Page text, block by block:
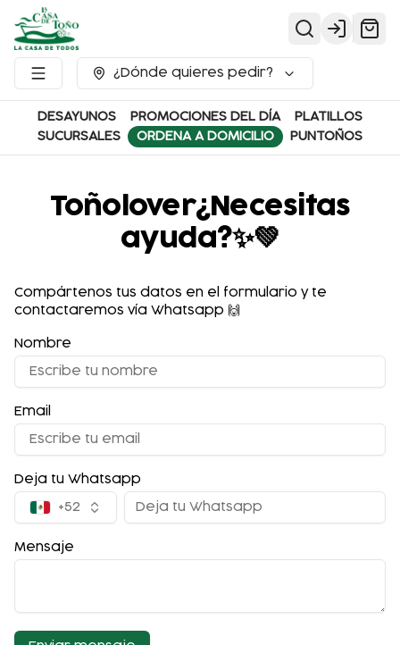
Login
¿Dónde quieres pedir?
DESAYUNOS PROMOCIONES DEL DÍA
PLATILLOS
SUCURSALES
ORDENA A DOMICILIO PUNTOÑOS
Toñolover¿Necesitas
ayuda?✨💚
Compártenos tus datos en el formulario y te
contactaremos vía Whatsapp 🙌
Nombre
Email
Deja tu Whatsapp
+52
Mensaje